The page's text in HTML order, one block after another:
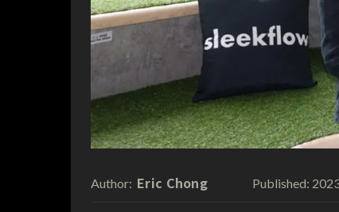
Author: Eric Chong Published: